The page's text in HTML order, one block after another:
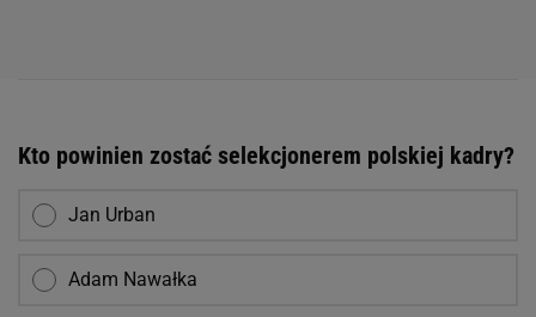
Kto powinien zostać selekcjonerem polskiej kadry?
Jan Urban
Adam Nawałka